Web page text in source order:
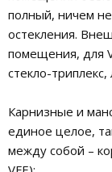
полный, ничем
остекления.
помещения, для
стекло-
Карнизные и
единое целое,
между собой –